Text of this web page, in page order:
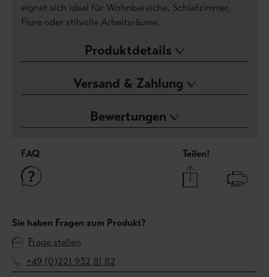
eignet sich ideal für Wohnbereiche, Schlafzimmer,
Flure oder stilvolle Arbeitsräume.
Produktdetails
Versand & Zahlung
Bewertungen
FAQ Teilen!
Sie haben Fragen zum Produkt?
Frage stellen
+49 (0)221 932 81 82